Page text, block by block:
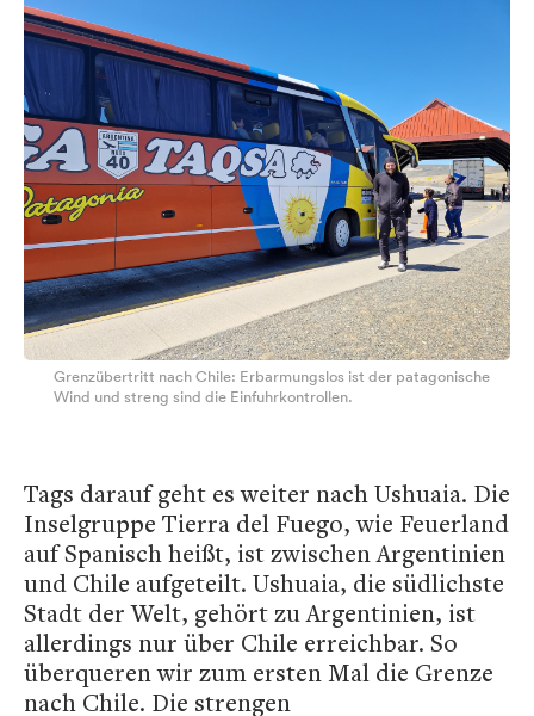
Grenzübertritt nach Chile: Erbarmungslos ist der patagonische
Wind und streng sind die Einfuhrkontrollen.
Tags darauf geht es weiter nach Ushuaia. Die
Inselgruppe Tierra del Fuego, wie Feuerland
auf Spanisch heißt, ist zwischen Argentinien
und Chile aufgeteilt. Ushuaia, die südlichste
Stadt der Welt, gehört zu Argentinien, ist
allerdings nur über Chile erreichbar. So
überqueren wir zum ersten Mal die Grenze
nach Chile. Die strengen